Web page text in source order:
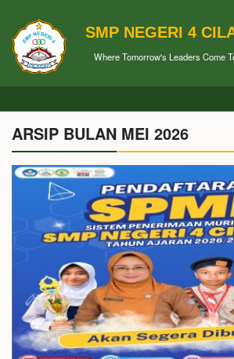
SMP NEGERI 4
Where Tomorrow's Leaders Come
ARSIP BULAN MEI 2026